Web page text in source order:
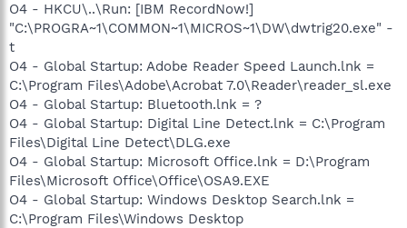
O4 - HKCU\..\Run: [IBM RecordNow!]
"C:\PROGRA~1\COMMON~1\MICROS~1\DW\dwtrig20.exe" -
t
O4 - Global Startup: Adobe Reader Speed Launch.lnk =
C:\Program Files\Adobe\Acrobat 7.0\Reader\reader_sl.exe
O4 - Global Startup: Bluetooth.lnk = ?
O4 - Global Startup: Digital Line Detect.lnk = C:\Program
Files\Digital Line Detect\DLG.exe
O4 - Global Startup: Microsoft Office.lnk = D:\Program
Files\Microsoft Office\Office\OSA9.EXE
O4 - Global Startup: Windows Desktop Search.lnk =
C:\Program Files\Windows Desktop